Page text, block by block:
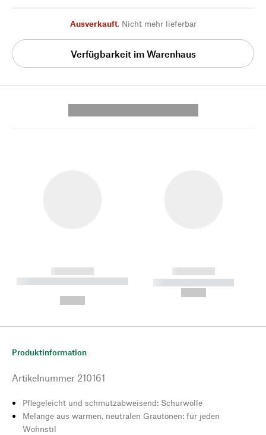
Ausverkauft, Nicht mehr lieferbar
Verfügbarkeit im Warenhaus
------------
----------- ----------- --------
------------
----------- -----------
Produktinformation
Artikelnummer 210161
Pflegeleicht und schmutzabweisend: Schurwolle
Melange aus warmen, neutralen Grautönen: für jeden
Wohnstil